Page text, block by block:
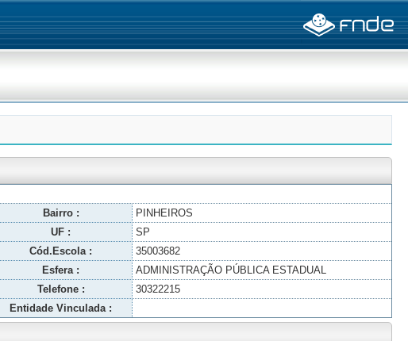
Bairro :
PINHEIROS
UF :
SP
Cód.Escola :
35003682
Esfera :
ADMINISTRAÇÃO PÚBLICA ESTADUAL
Telefone :
30322215
Entidade Vinculada :